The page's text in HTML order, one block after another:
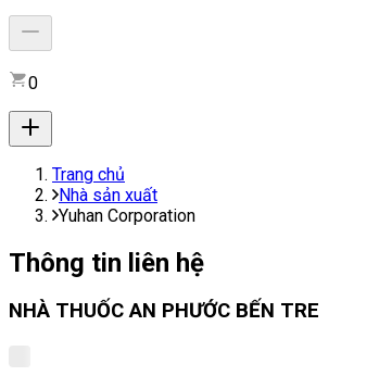
0
Trang chủ
Nhà sản xuất
Yuhan Corporation
Thông tin liên hệ
NHÀ THUỐC AN PHƯỚC BẾN TRE